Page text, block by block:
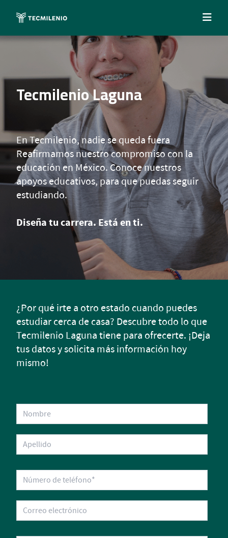
Tecmilenio Laguna
En Tecmilenio, nadie se queda fuera
Reafirmamos nuestro compromiso con la
educación en México. Conoce nuestros
apoyos educativos, para que puedas seguir
estudiando.
Diseña tu carrera. Está en ti.
¿Por qué irte a otro estado cuando puedes
estudiar cerca de casa? Descubre todo lo que
Tecmilenio Laguna tiene para ofrecerte. ¡Deja
tus datos y solicita más información hoy
mismo!